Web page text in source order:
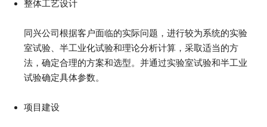
整体工艺设计
同兴公司根据客户面临的实际问题，进行较为系统的实验
室试验、半工业化试验和理论分析计算，采取适当的方
法，确定合理的方案和选型。并通过实验室试验和半工业
试验确定具体参数。
项目建设